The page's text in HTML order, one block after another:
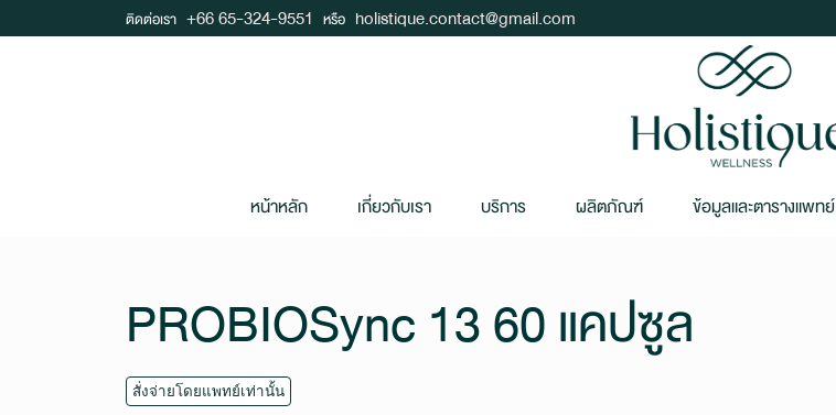
ติดต่อเรา +66 65-324-9551 หรือ holistique.contact@gmail.com
หน้าหลัก เกี่ยวกับเรา บริการ ผลิตภัณฑ์ ข้อมูลและตารางแพทย์
PROBIOSync 13 60 แคปซูล
สั่งจ่ายโดยแพทย์เท่านั้น